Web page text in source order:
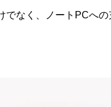
でなく、ノートPCへの